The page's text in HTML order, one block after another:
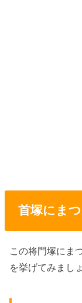
首塚にま
この将門塚にま
を挙げてみまし